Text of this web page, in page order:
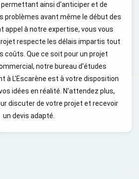
ainsi d'anticiper et de
problèmes avant même le début des
appel à notre expertise, vous vous
respecte les délais impartis tout
coûts. Que ce soit pour un projet
notre bureau d'études
à L'Escarène est à votre disposition
idées en réalité. N'attendez plus,
discuter de votre projet et recevoir
un devis adapté.